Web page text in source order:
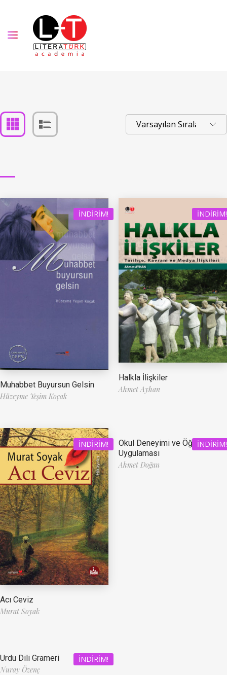
İNDIRIM!
Muhabbet Buyursun Gelsin
Hüzeyme Yeşim Koçak
İNDIRIM!
Halkla İlişkiler
Ahmet Ayhan
İNDIRIM!
Acı Ceviz
Murat Soyak
İNDIRIM!
Okul Deneyimi ve Öğretmenlik
Uygulaması
Ahmet Doğan
İNDIRIM!
Urdu Dili Grameri
Nuray Özenç